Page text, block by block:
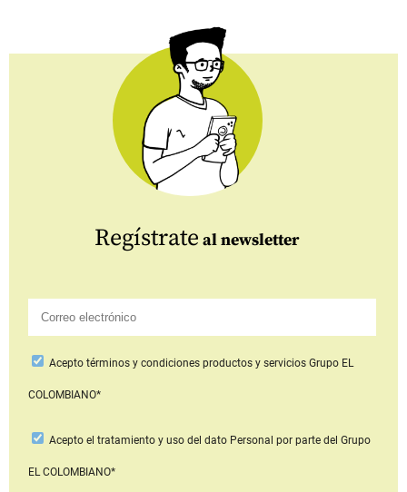
Regístrate al newsletter
Aceptotérminos y condiciones productos y serviciosGrupo EL
COLOMBIANO*
Acepto el tratamiento y uso del dato Personal por parte del Grupo
EL COLOMBIANO*